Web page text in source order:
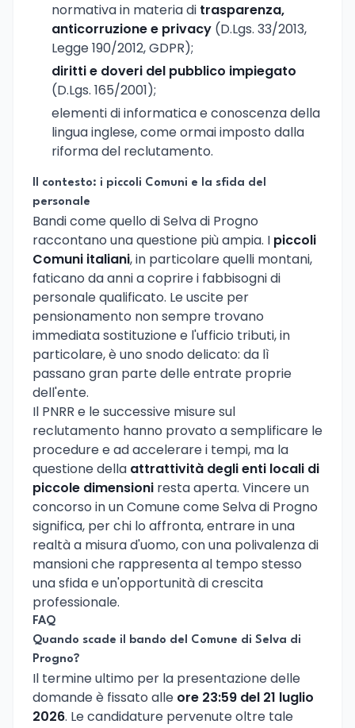
normativa in materia di trasparenza,
anticorruzione e privacy (D.Lgs. 33/2013,
Legge 190/2012, GDPR);
diritti e doveri del pubblico impiegato
(D.Lgs. 165/2001);
elementi di informatica e conoscenza della
lingua inglese, come ormai imposto dalla
riforma del reclutamento.
Il contesto: i piccoli Comuni e la sfida del
personale
Bandi come quello di Selva di Progno
raccontano una questione più ampia. I piccoli
Comuni italiani, in particolare quelli montani,
faticano da anni a coprire i fabbisogni di
personale qualificato. Le uscite per
pensionamento non sempre trovano
immediata sostituzione e l'ufficio tributi, in
particolare, è uno snodo delicato: da lì
passano gran parte delle entrate proprie
dell'ente.
Il PNRR e le successive misure sul
reclutamento hanno provato a semplificare le
procedure e ad accelerare i tempi, ma la
questione della attrattività degli enti locali di
piccole dimensioni resta aperta. Vincere un
concorso in un Comune come Selva di Progno
significa, per chi lo affronta, entrare in una
realtà a misura d'uomo, con una polivalenza di
mansioni che rappresenta al tempo stesso
una sfida e un'opportunità di crescita
professionale.
FAQ
Quando scade il bando del Comune di Selva di
Progno?
Il termine ultimo per la presentazione delle
domande è fissato alle ore 23:59 del 21 luglio
2026. Le candidature pervenute oltre tale